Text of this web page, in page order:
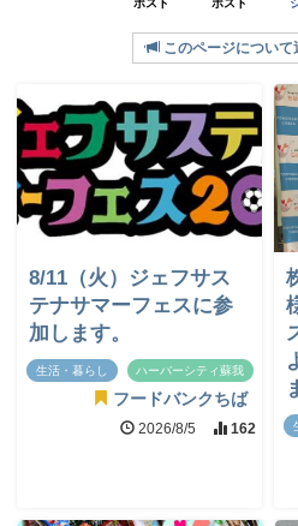
ポスト ポスト
このページについて
8/11（火）ジェフサス
テナサマーフェスに参
加します。
生活・暮らし ハーバーシティ蘇我
フードバンクちば
2026/8/5 162